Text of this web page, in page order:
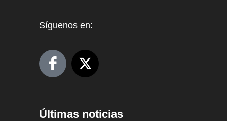
Síguenos en:
Últimas noticias